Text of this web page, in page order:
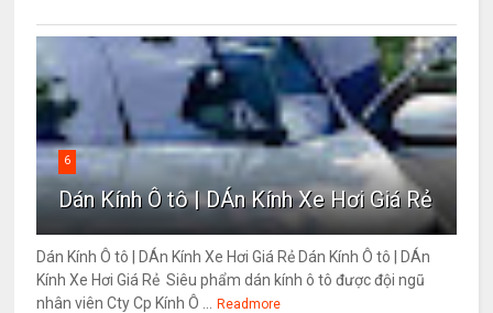
6
Dán Kính Ô tô | DÁn Kính Xe Hơi Giá Rẻ
Dán Kính Ô tô | DÁn Kính Xe Hơi Giá Rẻ Dán Kính Ô tô | DÁn
Kính Xe Hơi Giá Rẻ Siêu phẩm dán kính ô tô được đội ngũ
nhân viên Cty Cp Kính Ô ...
Readmore